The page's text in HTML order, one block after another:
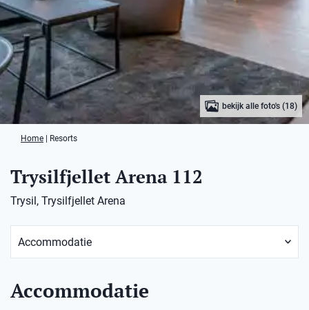
bekijk alle foto's (18)
Home Resorts
Trysilfjellet Arena 112
Trysil, Trysilfjellet Arena
Accommodatie